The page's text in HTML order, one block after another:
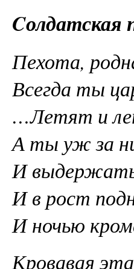
Cолдатская
Пехота,
Всегда ты
…Летят и
А ты уж за
И
И в рост
И ночью
Кровавая